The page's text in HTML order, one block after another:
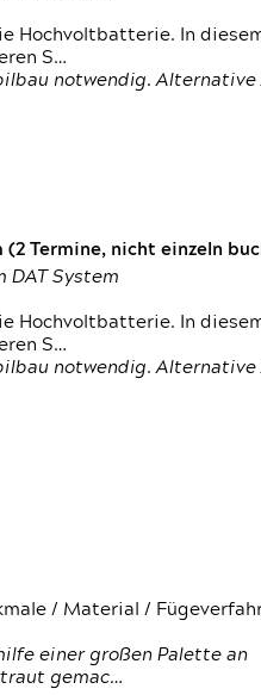
Hochvoltbatterie. In
S…
notwendig.
Termine, nicht einzeln
DAT System
Hochvoltbatterie. In
S…
notwendig.
/ Material /
einer großen Palette an
gemac…